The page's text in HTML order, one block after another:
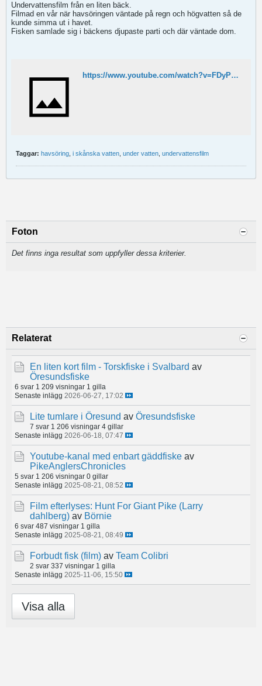
Undervattensfilm från en liten bäck.
Filmad en vår när havsöringen väntade på regn och högvatten så de
kunde simma ut i havet.
Fisken samlade sig i bäckens djupaste parti och där väntade dom.
https://www.youtube.com/watch?v=FDyPPAYCnoM
Taggar: havsöring i skånska vatten under vatten undervattensfilm
Foton
Det finns inga resultat som uppfyller dessa kriterier.
Relaterat
En liten kort film - Torskfiske i Svalbard av
Öresundsfiske
6 svar 1 209 visningar 1 gilla
Senaste inlägg 2026-06-27, 17:02
Lite tumlare i Öresund av Öresundsfiske
7 svar 1 206 visningar 4 gillar
Senaste inlägg 2026-06-18, 07:47
Youtube-kanal med enbart gäddfiske av
PikeAnglersChronicles
5 svar 1 206 visningar 0 gillar
Senaste inlägg 2025-08-21, 08:52
Film efterlyses: Hunt For Giant Pike (Larry
dahlberg) av Börnie
6 svar 487 visningar 1 gilla
Senaste inlägg 2025-08-21, 08:49
Forbudt fisk (film) av Team Colibri
2 svar 337 visningar 1 gilla
Senaste inlägg 2025-11-06, 15:50
Visa alla